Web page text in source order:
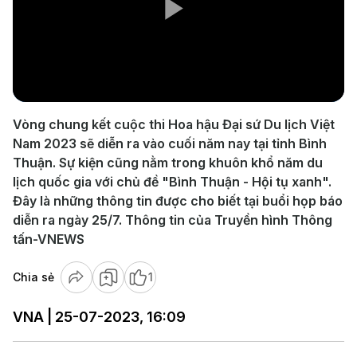
Video
Vòng chung kết cuộc thi Hoa hậu Đại sứ Du lịch Việt
Nam 2023 sẽ diễn ra vào cuối năm nay tại tỉnh Bình
Thuận. Sự kiện cũng nằm trong khuôn khổ năm du
lịch quốc gia với chủ đề "Bình Thuận - Hội tụ xanh".
Đây là những thông tin được cho biết tại buổi họp báo
diễn ra ngày 25/7. Thông tin của Truyền hình Thông
tấn-VNEWS
Chia sẻ 1
VNA | 25-07-2023, 16:09